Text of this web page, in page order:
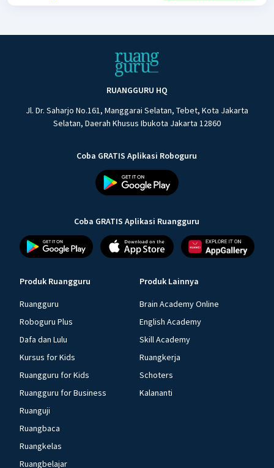
RUANGGURU HQ
Jl. Dr. Saharjo No.161, Manggarai Selatan, Tebet, Kota Jakarta
Selatan, Daerah Khusus Ibukota Jakarta 12860
Coba GRATIS Aplikasi Roboguru
Coba GRATIS Aplikasi Ruangguru
Produk Ruangguru
Ruangguru
Roboguru Plus
Dafa dan Lulu
Kursus for Kids
Ruangguru for Kids
Ruangguru for Business
Ruanguji
Ruangbaca
Ruangkelas
Ruangbelajar
Produk Lainnya
Brain Academy Online
English Academy
Skill Academy
Ruangkerja
Schoters
Kalananti